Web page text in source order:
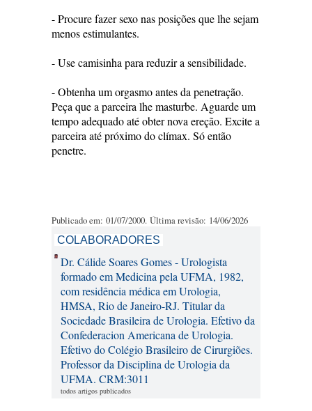
- Procure fazer sexo nas posições que lhe sejam
menos estimulantes.
- Use camisinha para reduzir a sensibilidade.
- Obtenha um orgasmo antes da penetração.
Peça que a parceira lhe masturbe. Aguarde um
tempo adequado até obter nova ereção. Excite a
parceira até próximo do clímax. Só então
penetre.
Publicado em: 01/07/2000. Última revisão: 14/06/2026
COLABORADORES
Dr. Cálide Soares Gomes - Urologista
formado em Medicina pela UFMA, 1982,
com residência médica em Urologia,
HMSA, Rio de Janeiro-RJ. Titular da
Sociedade Brasileira de Urologia. Efetivo da
Confederacion Americana de Urologia.
Efetivo do Colégio Brasileiro de Cirurgiões.
Professor da Disciplina de Urologia da
UFMA. CRM:3011
todos artigos publicados